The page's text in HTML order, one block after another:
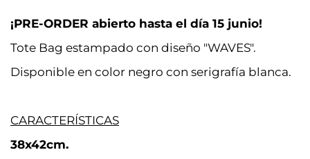
¡PRE-ORDER abierto hasta el día 15 junio!
Tote Bag estampado con diseño "WAVES".
Disponible en color negro con serigrafía blanca.
CARACTERÍSTICAS
38x42cm.